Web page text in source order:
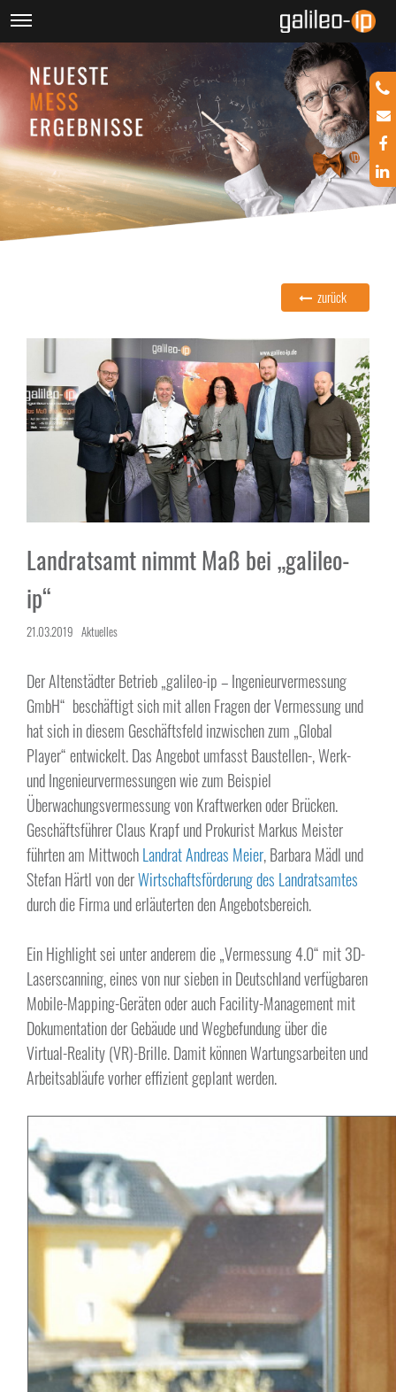
zurück
Landratsamt nimmt Maß bei „galileo-
ip“
21.03.2019 Aktuelles
Der Altenstädter Betrieb „galileo-ip – Ingenieurvermessung
GmbH“ beschäftigt sich mit allen Fragen der Vermessung und
hat sich in diesem Geschäftsfeld inzwischen zum „Global
Player“ entwickelt. Das Angebot umfasst Baustellen-, Werk-
und Ingenieurvermessungen wie zum Beispiel
Überwachungsvermessung von Kraftwerken oder Brücken.
Geschäftsführer Claus Krapf und Prokurist Markus Meister
führten am MittwochLandrat Andreas Meier, Barbara Mädl und
Stefan Härtl von derWirtschaftsförderung des Landratsamtes
durch die Firma und erläuterten den Angebotsbereich.
Ein Highlight sei unter anderem die „Vermessung 4.0“ mit 3D-
Laserscanning, eines von nur sieben in Deutschland verfügbaren
Mobile-Mapping-Geräten oder auch Facility-Management mit
Dokumentation der Gebäude und Wegbefundung über die
Virtual-Reality (VR)-Brille. Damit können Wartungsarbeiten und
Arbeitsabläufe vorher effizient geplant werden.